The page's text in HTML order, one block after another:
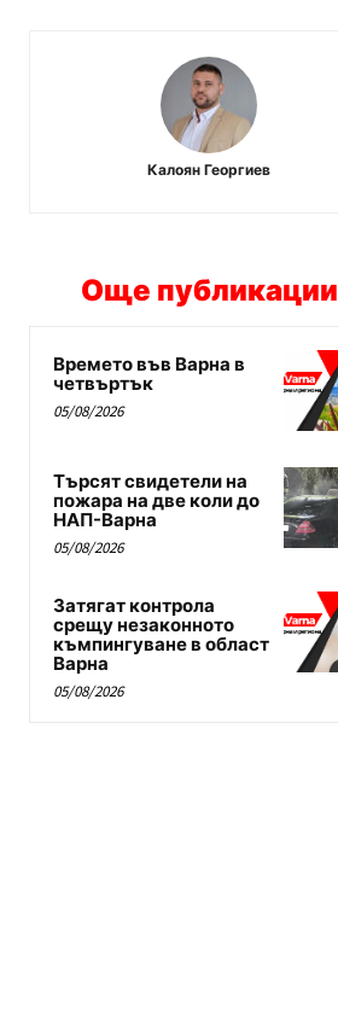
Калоян Георгиев
Още публикации
Времето във Варна в
четвъртък
05/08/2026
Търсят свидетели на
пожара на две коли до
НАП-Варна
05/08/2026
Затягат контрола
срещу незаконното
къмпингуване в област
Варна
05/08/2026